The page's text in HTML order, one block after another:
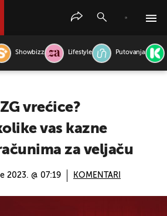
Showbizz Lifestyle Putovanja
vrećice?
vas kazne
za veljaču
2023. @ 07:19 KOMENTARI